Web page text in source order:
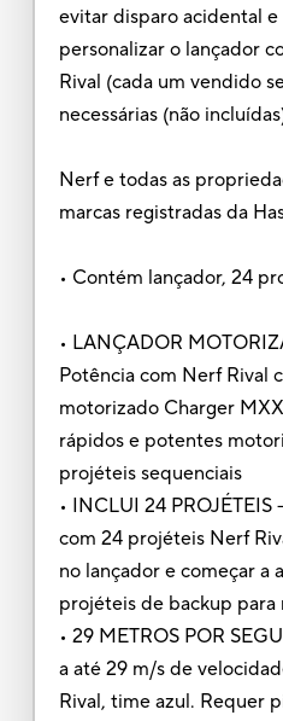
evitar disparo acidental
personalizar o lançador
Rival (cada um vendido
necessárias (não
Nerf e todas as
marcas registradas da
• Contém lançador, 24
• LANÇADOR
Potência com Nerf Rival
motorizado Charger
rápidos e potentes
projéteis sequenciais
• INCLUI 24
com 24 projéteis Nerf
no lançador e começar a
projéteis de backup para
• 29 METROS POR
a até 29 m/s de
Rival, time azul. Requer